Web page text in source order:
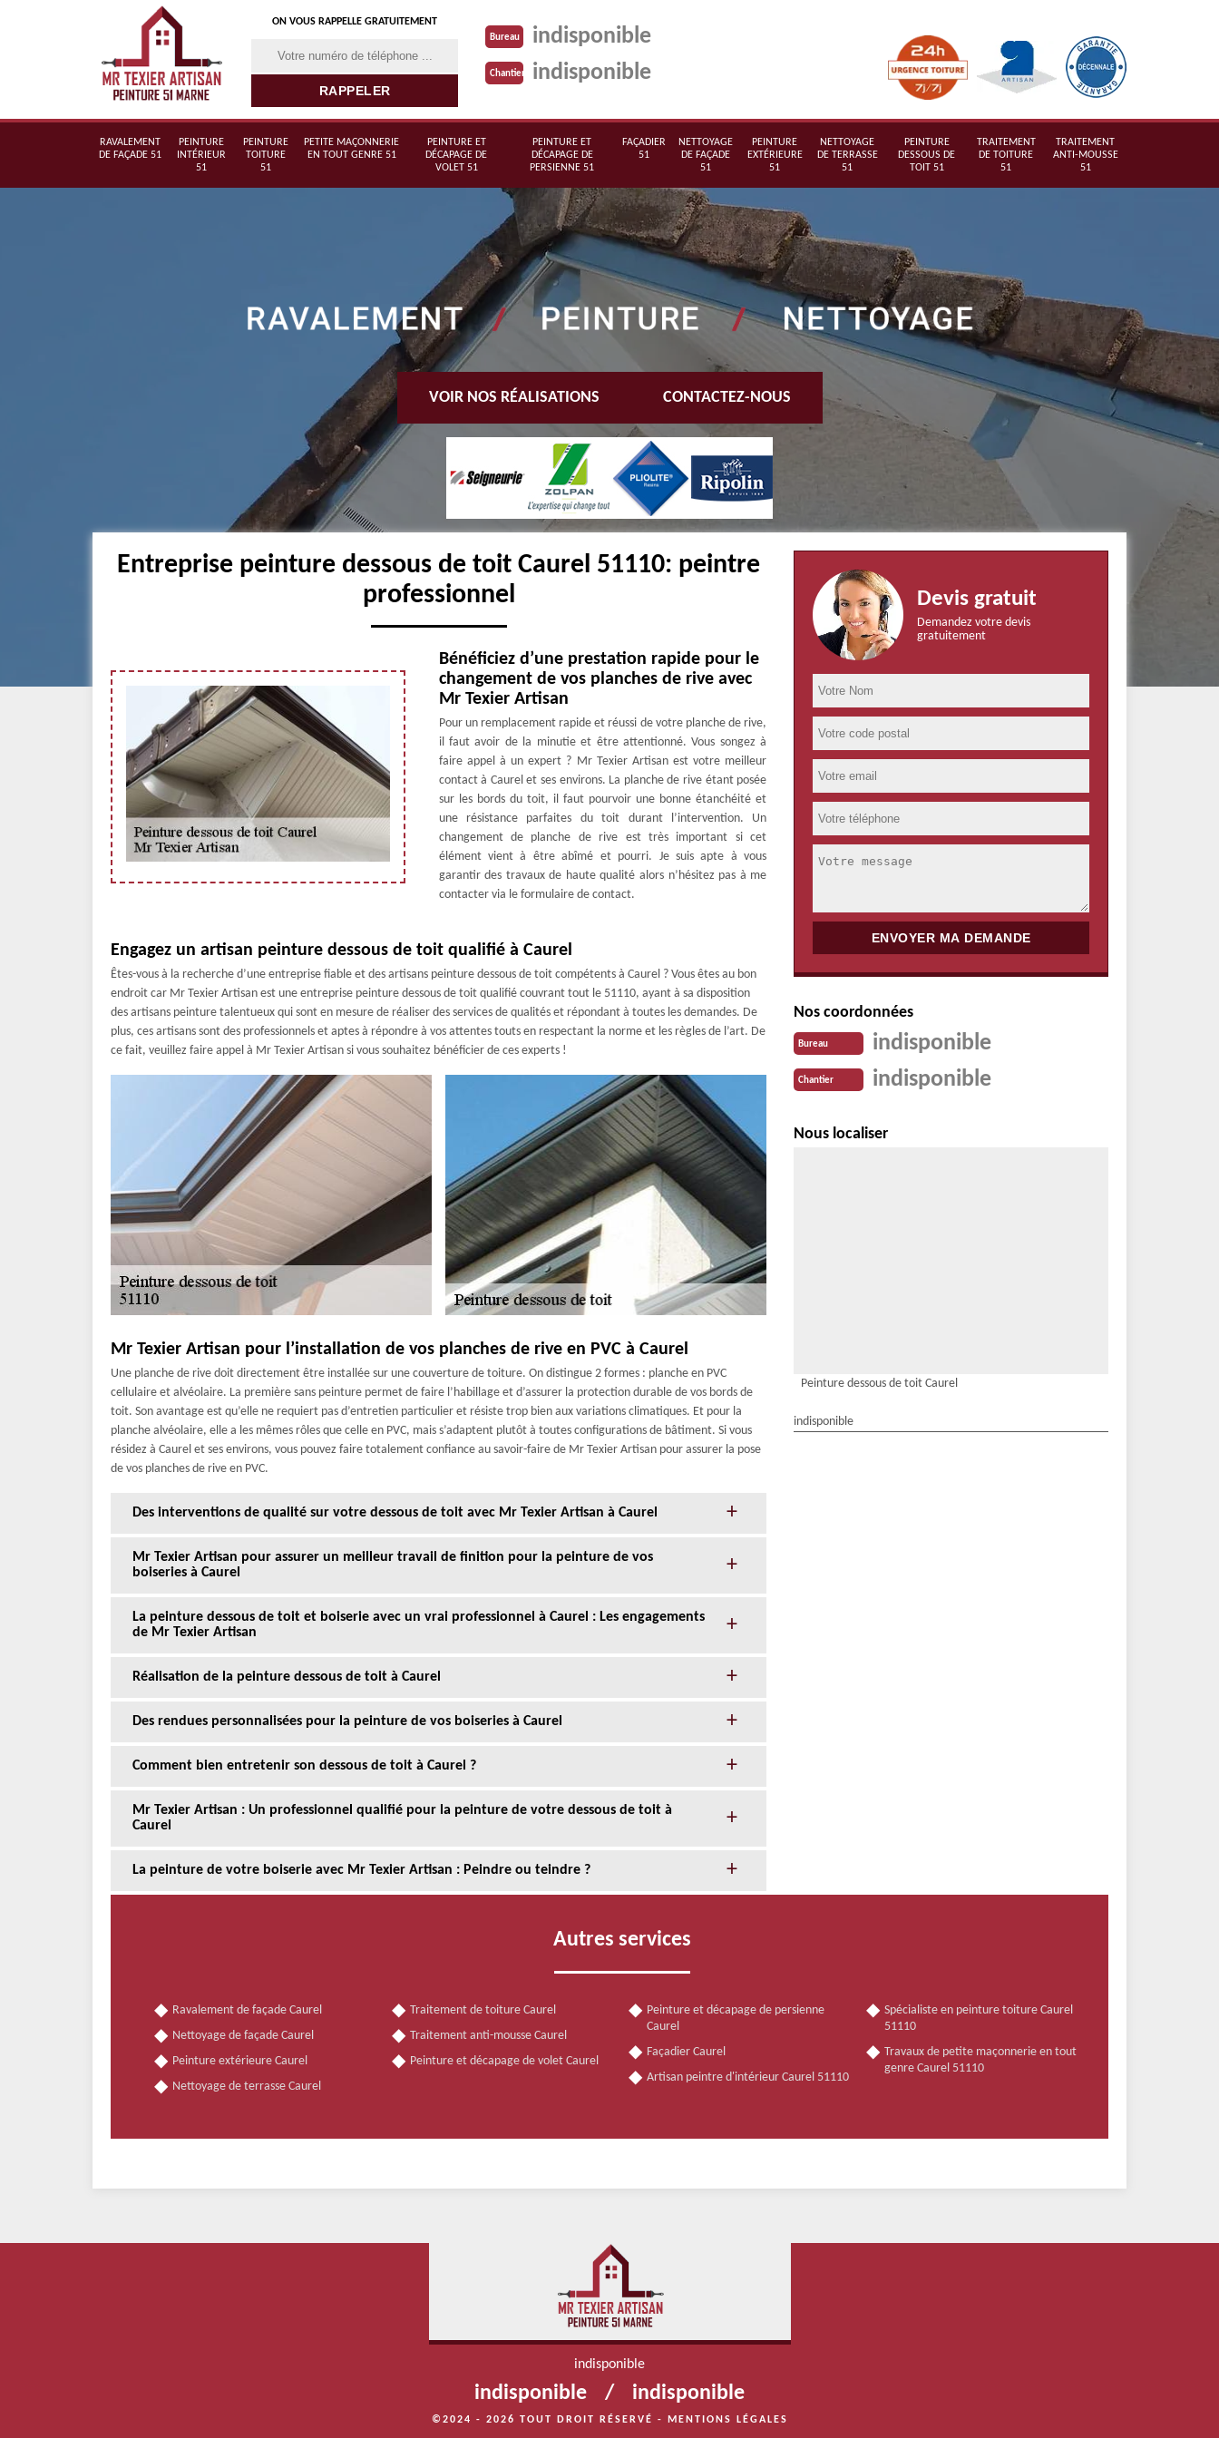
ON VOUS RAPPELLE GRATUITEMENT
Bureau indisponible
Chantier indisponible
RAVALEMENT
DE FAÇADE 51
PEINTURE
INTÉRIEUR
51
PEINTURE
TOITURE
51
PETITE MAÇONNERIE
EN TOUT GENRE 51
PEINTURE ET
DÉCAPAGE DE
VOLET 51
PEINTURE ET
DÉCAPAGE DE
PERSIENNE 51
FAÇADIER
51
NETTOYAGE
DE FAÇADE
51
PEINTURE
EXTÉRIEURE
51
NETTOYAGE
DE TERRASSE
51
PEINTURE
DESSOUS DE
TOIT 51
TRAITEMENT
DE TOITURE
51
TRAITEMENT
ANTI-MOUSSE
51
VOIR NOS RÉALISATIONS CONTACTEZ-NOUS
Entreprise peinture dessous de toit Caurel 51110: peintre
professionnel
Bénéficiez d’une prestation rapide pour le
changement de vos planches de rive avec
Mr Texier Artisan
Pour un remplacement rapide et réussi de votre planche de rive,
il faut avoir de la minutie et être attentionné. Vous songez à
faire appel à un expert ? Mr Texier Artisan est votre meilleur
contact à Caurel et ses environs. La planche de rive étant posée
sur les bords du toit, il faut pourvoir une bonne étanchéité et
une résistance parfaites du toit durant l’intervention. Un
changement de planche de rive est très important si cet
élément vient à être abîmé et pourri. Je suis apte à vous
garantir des travaux de haute qualité alors n’hésitez pas à me
contacter via le formulaire de contact.
Engagez un artisan peinture dessous de toit qualifié à Caurel
Êtes-vous à la recherche d’une entreprise fiable et des artisans peinture dessous de toit compétents à Caurel ? Vous êtes au bon
endroit car Mr Texier Artisan est une entreprise peinture dessous de toit qualifié couvrant tout le 51110, ayant à sa disposition
des artisans peinture talentueux qui sont en mesure de réaliser des services de qualités et répondant à toutes les demandes. De
plus, ces artisans sont des professionnels et aptes à répondre à vos attentes touts en respectant la norme et les règles de l’art. De
ce fait, veuillez faire appel à Mr Texier Artisan si vous souhaitez bénéficier de ces experts !
Mr Texier Artisan pour l’installation de vos planches de rive en PVC à Caurel
Une planche de rive doit directement être installée sur une couverture de toiture. On distingue 2 formes : planche en PVC
cellulaire et alvéolaire. La première sans peinture permet de faire l’habillage et d’assurer la protection durable de vos bords de
toit. Son avantage est qu’elle ne requiert pas d’entretien particulier et résiste trop bien aux variations climatiques. Et pour la
planche alvéolaire, elle a les mêmes rôles que celle en PVC, mais s’adaptent plutôt à toutes configurations de bâtiment. Si vous
résidez à Caurel et ses environs, vous pouvez faire totalement confiance au savoir-faire de Mr Texier Artisan pour assurer la pose
de vos planches de rive en PVC.
Des interventions de qualité sur votre dessous de toit avec Mr Texier Artisan à Caurel
Mr Texier Artisan pour assurer un meilleur travail de finition pour la peinture de vos
boiseries à Caurel
La peinture dessous de toit et boiserie avec un vrai professionnel à Caurel : Les engagements
de Mr Texier Artisan
Réalisation de la peinture dessous de toit à Caurel
Des rendues personnalisées pour la peinture de vos boiseries à Caurel
Comment bien entretenir son dessous de toit à Caurel ?
Mr Texier Artisan : Un professionnel qualifié pour la peinture de votre dessous de toit à
Caurel
La peinture de votre boiserie avec Mr Texier Artisan : Peindre ou teindre ?
Devis gratuit
Demandez votre devis
gratuitement
Nos coordonnées
Bureau indisponible
Chantier indisponible
Nous localiser
Peinture dessous de toit Caurel
indisponible
Autres services
Ravalement de façade Caurel
Nettoyage de façade Caurel
Peinture extérieure Caurel
Nettoyage de terrasse Caurel
Traitement de toiture Caurel
Traitement anti-mousse Caurel
Peinture et décapage de volet Caurel
Peinture et décapage de persienne
Caurel
Façadier Caurel
Artisan peintre d'intérieur Caurel 51110
Spécialiste en peinture toiture Caurel
51110
Travaux de petite maçonnerie en tout
genre Caurel 51110
indisponible
indisponible / indisponible
©2024 - 2026 TOUT DROIT RÉSERVÉ - MENTIONS LÉGALES